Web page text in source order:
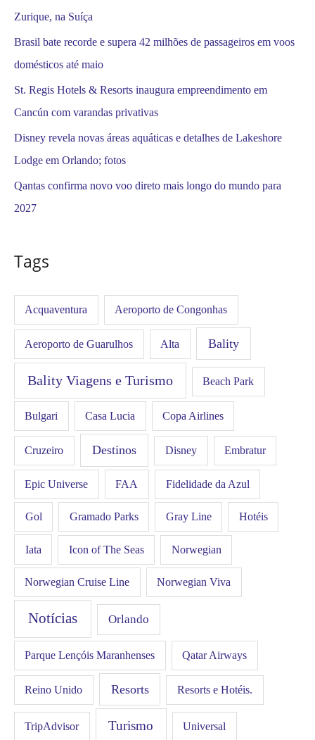
Zurique, na Suíça
Brasil bate recorde e supera 42 milhões de passageiros em voos
domésticos até maio
St. Regis Hotels & Resorts inaugura empreendimento em
Cancún com varandas privativas
Disney revela novas áreas aquáticas e detalhes de Lakeshore
Lodge em Orlando; fotos
Qantas confirma novo voo direto mais longo do mundo para
2027
Tags
Acquaventura Aeroporto de Congonhas
Aeroporto de Guarulhos Alta Bality
Bality Viagens e Turismo Beach Park
Bulgari Casa Lucia Copa Airlines
Cruzeiro Destinos Disney Embratur
Epic Universe FAA Fidelidade da Azul
Gol Gramado Parks Gray Line Hotéis
Iata Icon of The Seas Norwegian
Norwegian Cruise Line Norwegian Viva
Notícias Orlando
Parque Lençóis Maranhenses Qatar Airways
Reino Unido Resorts Resorts e Hotéis.
TripAdvisor Turismo Universal